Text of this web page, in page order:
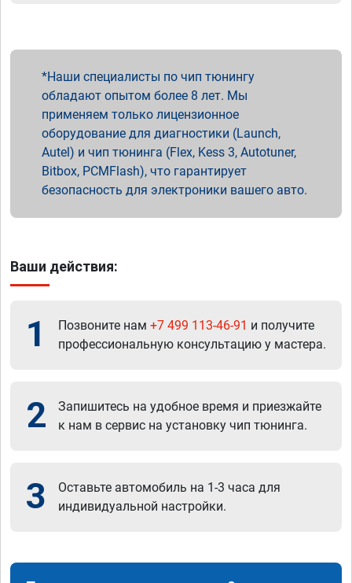
Наши специалисты по чип тюнингу
обладают опытом более 8 лет. Мы
применяем только лицензионное
оборудование для диагностики (Launch,
Autel) и чип тюнинга (Flex, Kess 3, Autotuner,
Bitbox, PCMFlash), что гарантирует
безопасность для электроники вашего авто.
Ваши действия:
1 Позвоните нам +7 499 113-46-91 и получите
профессиональную консультацию у мастера.
2
Запишитесь на удобное время и приезжайте
к нам в сервис на установку чип тюнинга.
3
Оставьте автомобиль на 1-3 часа для
индивидуальной настройки.